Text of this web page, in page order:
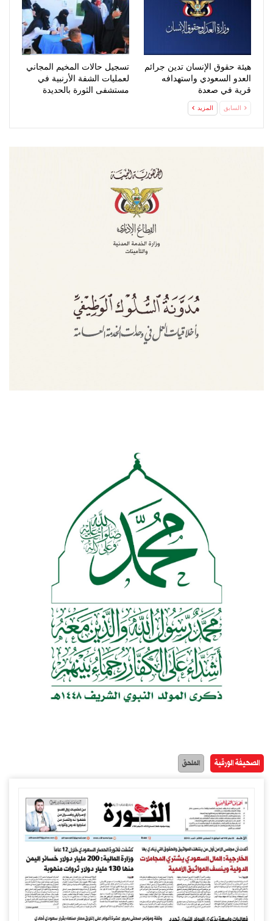
هيئة حقوق الإنسان تدين جرائم
العدو السعودي واستهدافه
قرية في صعدة
تسجيل حالات المخيم المجاني
لعمليات الشفة الأرنبية في
مستشفى الثورة بالحديدة
السابق المزيد
الصحيفة الورقية الملحق